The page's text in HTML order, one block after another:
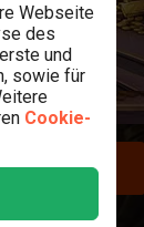
Webseite
des
und
sowie für
Cookie-